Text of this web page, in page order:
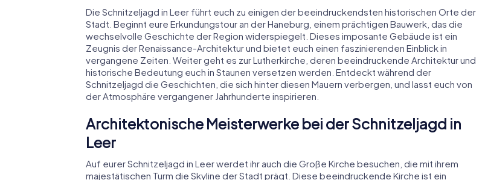
Die Schnitzeljagd in Leer führt euch zu einigen der beeindruckendsten historischen Orte der
Stadt. Beginnt eure Erkundungstour an der Haneburg, einem prächtigen Bauwerk, das die
wechselvolle Geschichte der Region widerspiegelt. Dieses imposante Gebäude ist ein
Zeugnis der Renaissance-Architektur und bietet euch einen faszinierenden Einblick in
vergangene Zeiten. Weiter geht es zur Lutherkirche, deren beeindruckende Architektur und
historische Bedeutung euch in Staunen versetzen werden. Entdeckt während der
Schnitzeljagd die Geschichten, die sich hinter diesen Mauern verbergen, und lasst euch von
der Atmosphäre vergangener Jahrhunderte inspirieren.
Architektonische Meisterwerke bei der Schnitzeljagd in
Leer
Auf eurer Schnitzeljagd in Leer werdet ihr auch die Große Kirche besuchen, die mit ihrem
majestätischen Turm die Skyline der Stadt prägt. Diese beeindruckende Kirche ist ein